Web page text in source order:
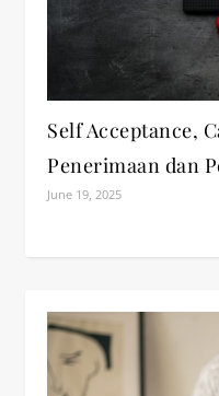
Self Acceptance,
Penerimaan dan
June 19, 2025